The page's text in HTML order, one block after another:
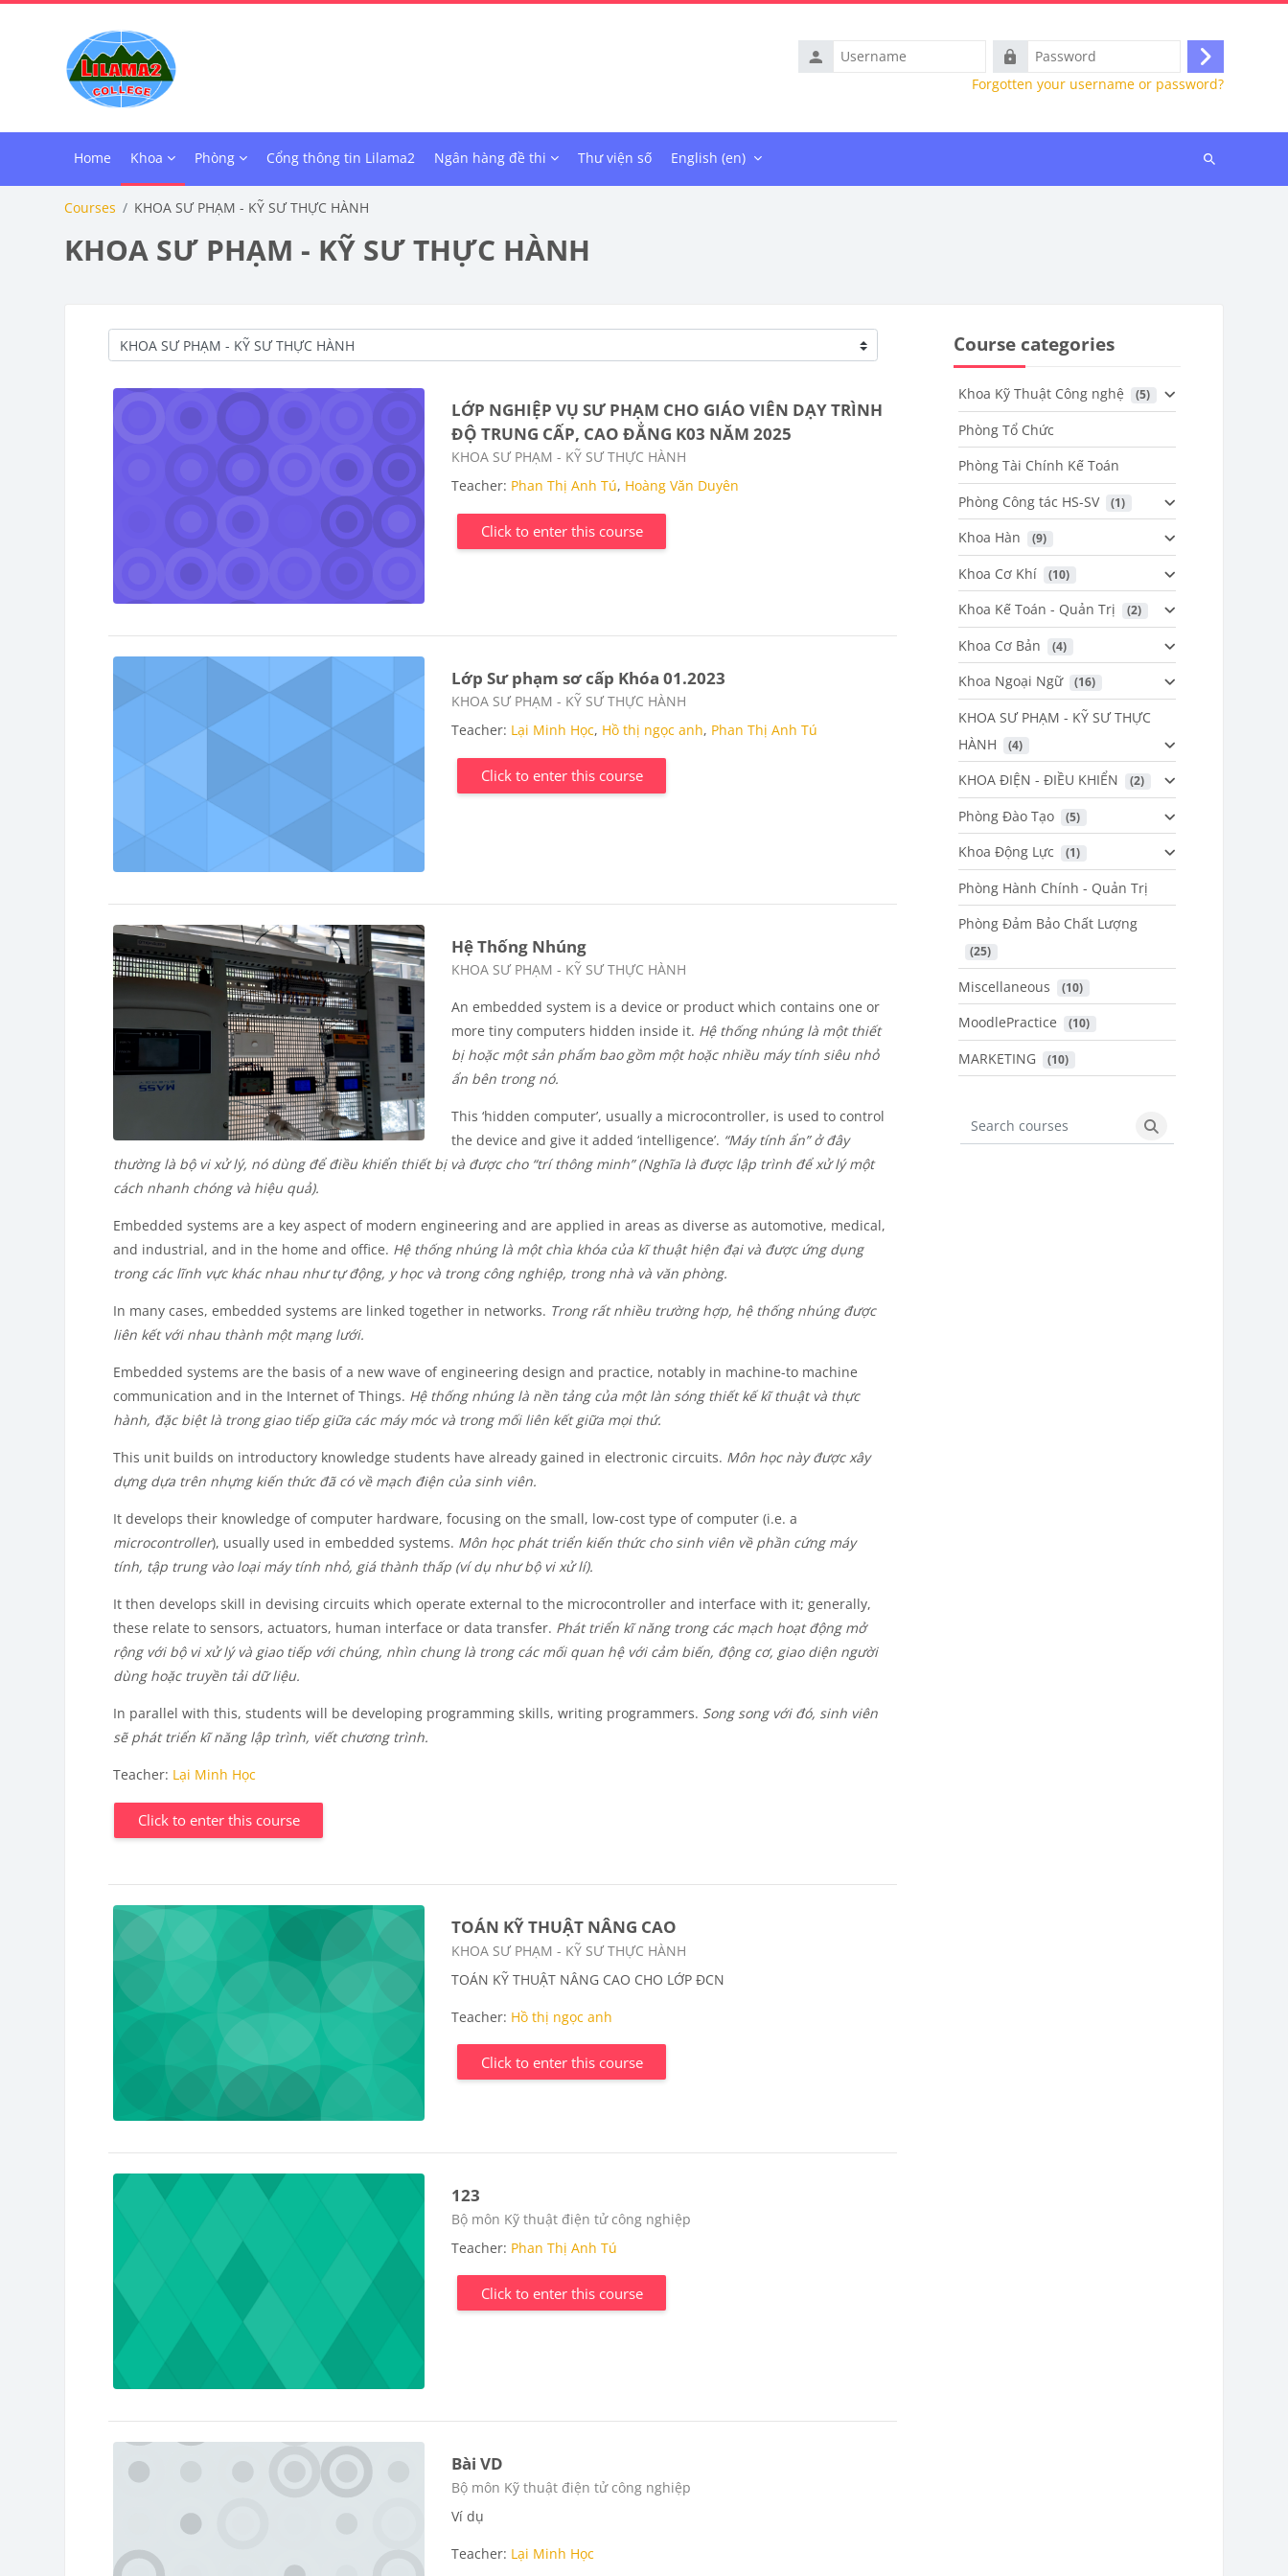
Username
Password
Log
in
Forgotten your username or password?
Home Khoa Phòng Cổng thông tin Lilama2 Ngân hàng đề thi Thư viện số English ‎(en)‎
Search
Courses KHOA SƯ PHẠM - KỸ SƯ THỰC HÀNH
KHOA SƯ PHẠM - KỸ SƯ THỰC HÀNH
Course categories
LỚP NGHIỆP VỤ SƯ PHẠM CHO GIÁO VIÊN DẠY TRÌNH
ĐỘ TRUNG CẤP, CAO ĐẲNG K03 NĂM 2025
Course category
KHOA SƯ PHẠM - KỸ SƯ THỰC HÀNH
Teacher: Phan Thị Anh Tú, Hoàng Văn Duyên
Click to enter this course
Lớp Sư phạm sơ cấp Khóa 01.2023
Course category
KHOA SƯ PHẠM - KỸ SƯ THỰC HÀNH
Teacher: Lại Minh Học, Hồ thị ngọc anh, Phan Thị Anh Tú
Click to enter this course
Hệ Thống Nhúng
Course category
KHOA SƯ PHẠM - KỸ SƯ THỰC HÀNH
An embedded system is a device or product which contains one or
more tiny computers hidden inside it. Hệ thống nhúng là một thiết
bị hoặc một sản phẩm bao gồm một hoặc nhiều máy tính siêu nhỏ
ẩn bên trong nó.
This ‘hidden computer’, usually a microcontroller, is used to control
the device and give it added ‘intelligence’. “Máy tính ẩn” ở đây
thường là bộ vi xử lý, nó dùng để điều khiển thiết bị và được cho “trí thông minh” (Nghĩa là được lập trình để xử lý một
cách nhanh chóng và hiệu quả).
Embedded systems are a key aspect of modern engineering and are applied in areas as diverse as automotive, medical,
and industrial, and in the home and office. Hệ thống nhúng là một chìa khóa của kĩ thuật hiện đại và được ứng dụng
trong các lĩnh vực khác nhau như tự động, y học và trong công nghiệp, trong nhà và văn phòng.
In many cases, embedded systems are linked together in networks. Trong rất nhiều trường hợp, hệ thống nhúng được
liên kết với nhau thành một mạng lưới.
Embedded systems are the basis of a new wave of engineering design and practice, notably in machine-to machine
communication and in the Internet of Things. Hệ thống nhúng là nền tảng của một làn sóng thiết kế kĩ thuật và thực
hành, đặc biệt là trong giao tiếp giữa các máy móc và trong mối liên kết giữa mọi thứ.
This unit builds on introductory knowledge students have already gained in electronic circuits. Môn học này được xây
dựng dựa trên nhựng kiến thức đã có về mạch điện của sinh viên.
It develops their knowledge of computer hardware, focusing on the small, low-cost type of computer (i.e. a
microcontroller), usually used in embedded systems. Môn học phát triển kiến thức cho sinh viên về phần cứng máy
tính, tập trung vào loại máy tính nhỏ, giá thành thấp (ví dụ như bộ vi xử lí).
It then develops skill in devising circuits which operate external to the microcontroller and interface with it; generally,
these relate to sensors, actuators, human interface or data transfer. Phát triển kĩ năng trong các mạch hoạt động mở
rộng với bộ vi xử lý và giao tiếp với chúng, nhìn chung là trong các mối quan hệ với cảm biến, động cơ, giao diện người
dùng hoặc truyền tải dữ liệu.
In parallel with this, students will be developing programming skills, writing programmers. Song song với đó, sinh viên
sẽ phát triển kĩ năng lập trình, viết chương trình.
Teacher: Lại Minh Học
Click to enter this course
TOÁN KỸ THUẬT NÂNG CAO
Course category
KHOA SƯ PHẠM - KỸ SƯ THỰC HÀNH
TOÁN KỸ THUẬT NÂNG CAO CHO LỚP ĐCN
Teacher: Hồ thị ngọc anh
Click to enter this course
123
Course category
Bộ môn Kỹ thuật điện tử công nghiệp
Teacher: Phan Thị Anh Tú
Click to enter this course
Bài VD
Course category
Bộ môn Kỹ thuật điện tử công nghiệp
Ví dụ
Teacher: Lại Minh Học
Course categories
Khoa Kỹ Thuật Công nghệ (5)
Phòng Tổ Chức
Phòng Tài Chính Kế Toán
Phòng Công tác HS-SV
(1)
Khoa Hàn (9)
Khoa Cơ Khí (10)
Khoa Kế Toán - Quản Trị (2)
Khoa Cơ Bản (4)
Khoa Ngoại Ngữ (16)
KHOA SƯ PHẠM - KỸ SƯ THỰC
HÀNH
(4)
KHOA ĐIỆN - ĐIỀU KHIỂN (2)
Phòng Đào Tạo (5)
Khoa Động Lực (1)
Phòng Hành Chính - Quản Trị
Phòng Đảm Bảo Chất Lượng
(25)
Miscellaneous (10)
MoodlePractice (10)
MARKETING (10)
Search courses
Search courses